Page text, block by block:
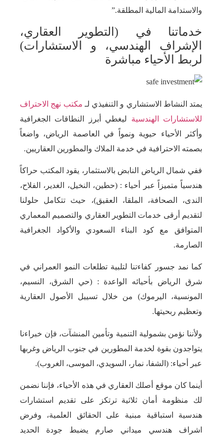
والاستدامة المالية المطلقة.”
خدماتنا في (التطوير العقاري،
الإشراف الهندسي، و الاستشارات)
لربط الأحياء مباشرة
يمتد النشاط الاستشاري و التنفيذي لـ مكتب نهج الاحتراف
للاستشارات الهندسية ليغطي أبرز النطاقات الجغرافية
وأكثر الأحياء حيوية ونمواً في العاصمة الرياض، واضعاً
بصمته الاحترافية في خدمة الملاك والمطورين العقاريين.
ففي شمال الرياض النابض بالاستثمار، يقود المكتب حراكاً
هندسياً متميزاً عبر أحياء : (حطين، النخيل، الغدير، الفلاح،
الندى، الصحافة، الملقا، العقيق)، حيث تتكامل حلولنا
لتقديم أرقى خدمات التطوير العقاري والتصميم المعماري
المتوافق مع كود البناء السعودي والأكواد الجغرافية
الصارمة.
كما نمد جسور كفاءتنا لتلبية تطلعات النمو العمراني في
شرق الرياض بأحيائه الواعدة : (حي الشرق، النسيم،
المونسية، اليرموك) من خلال تسييل الأصول العقارية
وتعظيم ربحيتها.
ولأننا نؤمن بشمولية التنمية وتأمين المنشآت، فإن خبراءنا
يتواجدون بقوة لخدمة المطورين في جنوب الرياض وغربها
عبر أحياء: (الشفا، نمار، السويدي، الموسى، الغروب).
أينما كان موقع أصلك العقاري في هذه الأحياء، فإننا نضمن
لك منظومة أمان ثلاثية ترتكز على تقديم استشارات
هندسية استباقية مبنية على الحقائق العلمية، وفرض
اشراف هندسي ميداني صارم يضبط جودة الحديد